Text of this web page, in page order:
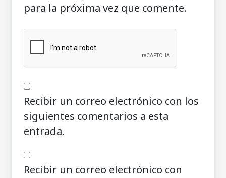
para la próxima vez que comente.
Recibir un correo electrónico con los
siguientes comentarios a esta
entrada.
Recibir un correo electrónico con